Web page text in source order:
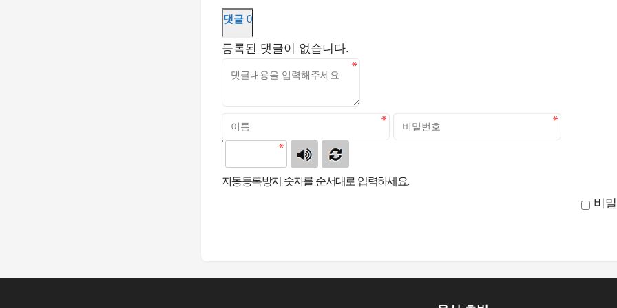
댓글 0
등록된 댓글이 없습니다.
자동등록방지 숫자를 순서대로 입력하세요.
비